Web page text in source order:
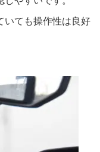
いても操作性は良好